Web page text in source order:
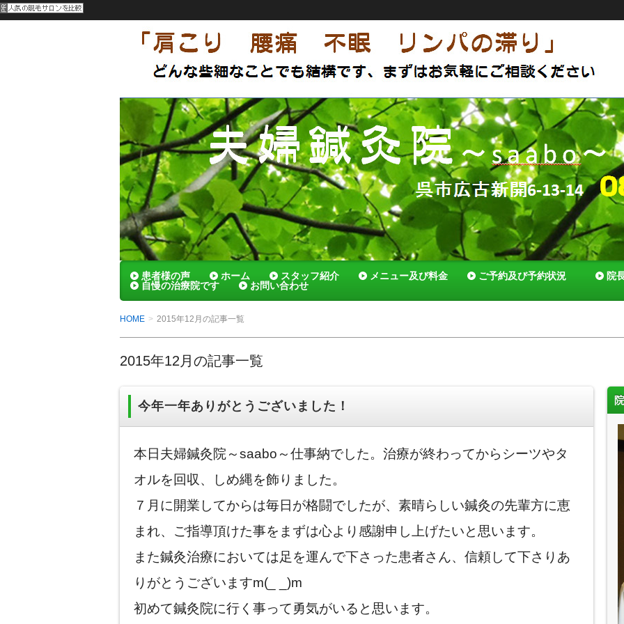
夫婦鍼灸院
メンテナンスによっていつまでも健康でいれる様全力でサポートします！
患者様の声 ホーム スタッフ紹介 メニュー及び料金 ご予約及び予約状況
院
自慢の治療院です
お問い合わせ
HOME 2015年12月の記事一覧
2015年12月の記事一覧
今年一年ありがとうございました！
本日夫婦鍼灸院～saabo～仕事納でした。治療が終わってからシーツやタ
オルを回収、しめ縄を飾りました。
７月に開業してからは毎日が格闘でしたが、素晴らしい鍼灸の先輩方に恵
まれ、ご指導頂けた事をまずは心より感謝申し上げたいと思います。
また鍼灸治療においては足を運んで下さった患者さん、信頼して下さりあ
りがとうございますm(_ _)m
初めて鍼灸院に行く事って勇気がいると思います。